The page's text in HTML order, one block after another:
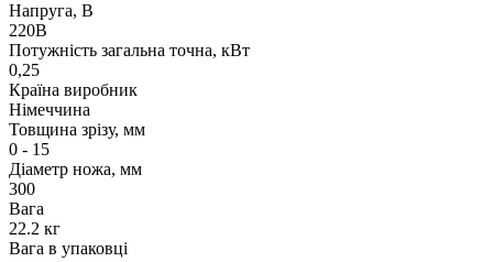
Напруга, В
220В
Потужність загальна точна, кВт
0,25
Країна виробник
Німеччина
Товщина зрізу, мм
0 - 15
Діаметр ножа, мм
300
Вага
22.2 кг
Вага в упаковці